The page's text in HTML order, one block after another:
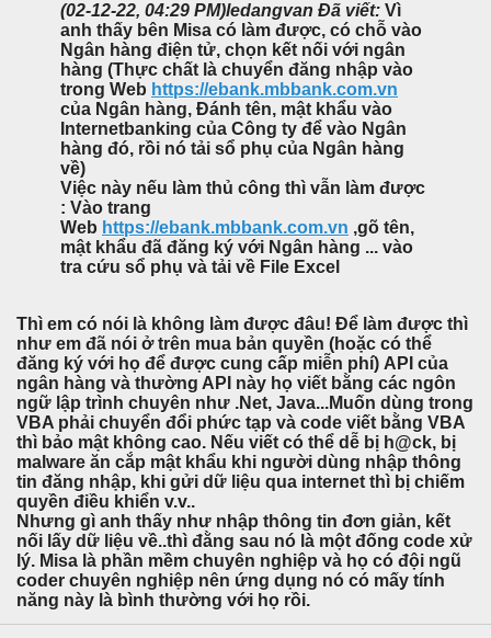
(02-12-22, 04:29 PM)ledangvan Đã viết: Vì
anh thấy bên Misa có làm được, có chỗ vào
Ngân hàng điện tử, chọn kết nối với ngân
hàng (Thực chất là chuyển đăng nhập vào
trong Web https://ebank.mbbank.com.vn
của Ngân hàng, Đánh tên, mật khẩu vào
Internetbanking của Công ty để vào Ngân
hàng đó, rồi nó tải sổ phụ của Ngân hàng
về)
Việc này nếu làm thủ công thì vẫn làm được
: Vào trang
Web https://ebank.mbbank.com.vn ,gõ tên,
mật khẩu đã đăng ký với Ngân hàng ... vào
tra cứu sổ phụ và tải về File Excel
Thì em có nói là không làm được đâu! Để làm được thì
như em đã nói ở trên mua bản quyền (hoặc có thể
đăng ký với họ để được cung cấp miễn phí) API của
ngân hàng và thường API này họ viết bằng các ngôn
ngữ lập trình chuyên như .Net, Java...Muốn dùng trong
VBA phải chuyển đổi phức tạp và code viết bằng VBA
thì bảo mật không cao. Nếu viết có thể dễ bị h@ck, bị
malware ăn cắp mật khẩu khi người dùng nhập thông
tin đăng nhập, khi gửi dữ liệu qua internet thì bị chiếm
quyền điều khiển v.v..
Nhưng gì anh thấy như nhập thông tin đơn giản, kết
nối lấy dữ liệu về..thì đằng sau nó là một đống code xử
lý. Misa là phần mềm chuyên nghiệp và họ có đội ngũ
coder chuyên nghiệp nên ứng dụng nó có mấy tính
năng này là bình thường với họ rồi.